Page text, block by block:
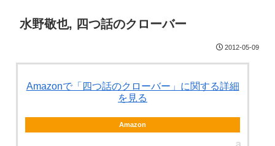
水野敬也, 四つ話のクローバー
2012-05-09
Amazonで「四つ話のクローバー」に関する詳細
を見る
Amazon